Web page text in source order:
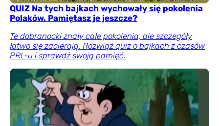
QUIZ Na tych bajkach wychowały się pokolenia
Polaków. Pamiętasz je jeszcze?
Te dobranocki znały całe pokolenia, ale szczegóły
łatwo się zacierają. Rozwiąż quiz o bajkach z czasów
PRL-u i sprawdź swoją pamięć.